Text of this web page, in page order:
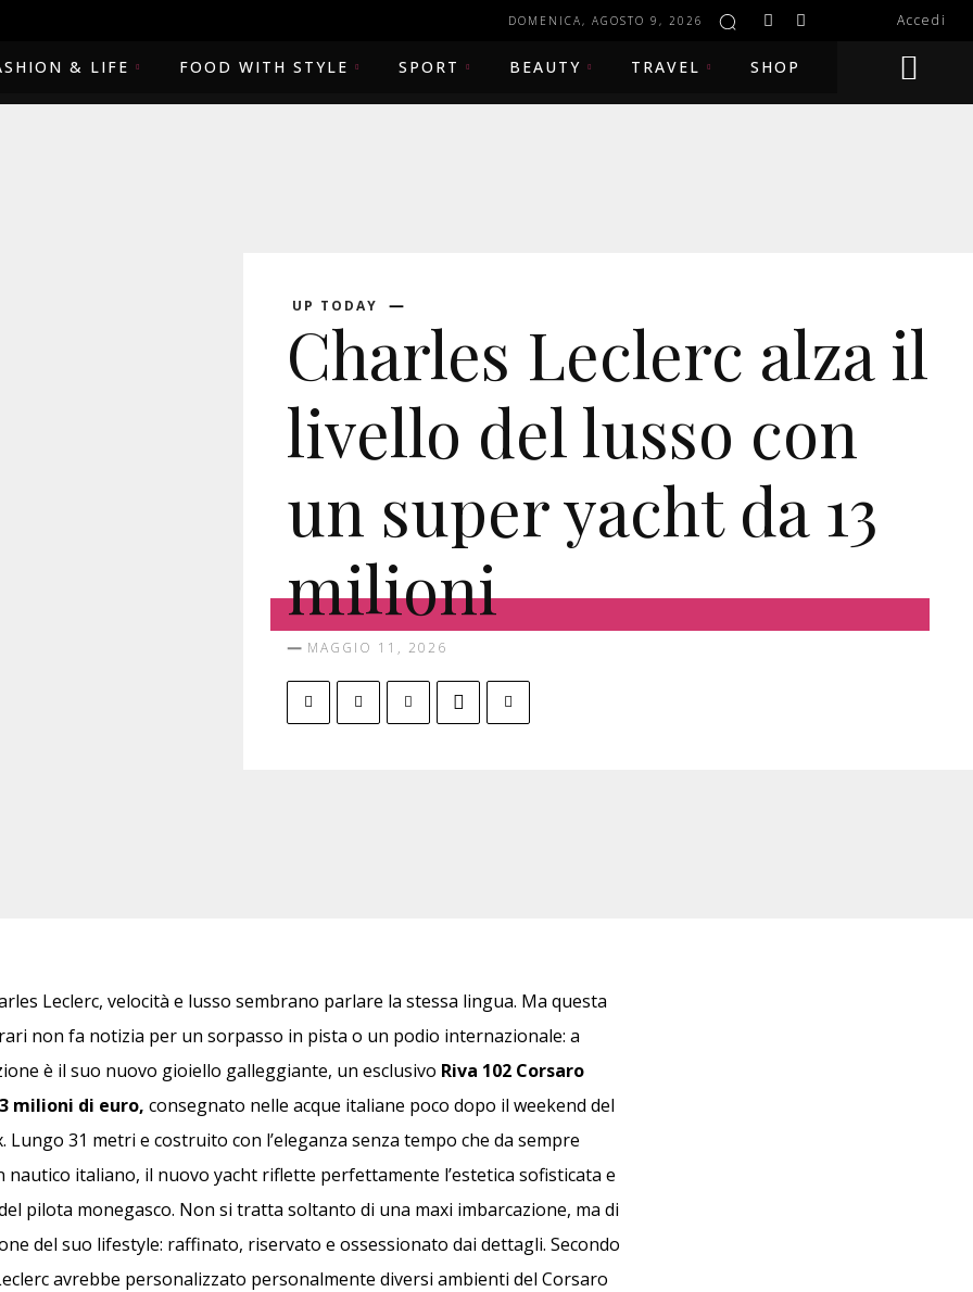
DOMENICA, AGOSTO 9, 2026 Accedi
& LIFE FOOD WITH STYLE SPORT BEAUTY TRAVEL SHOP
UP TODAY
Charles Leclerc alza il
livello del lusso con
un super yacht da 13
milioni
MAGGIO 11, 2026
Leclerc, velocità e lusso sembrano parlare la stessa lingua. Ma questa
non fa notizia per un sorpasso in pista o un podio internazionale: a
è il suo nuovo gioiello galleggiante, un esclusivo Riva 102 Corsaro
milioni di euro,consegnato nelle acque italiane poco dopo il weekend del
Lungo 31 metri e costruito con l’eleganza senza tempo che da sempre
nautico italiano, il nuovo yacht riflette perfettamente l’estetica sofisticata e
pilota monegasco. Non si tratta soltanto di una maxi imbarcazione, ma di
del suo lifestyle: raffinato, riservato e ossessionato dai dettagli. Secondo
avrebbe personalizzato personalmente diversi ambienti del Corsaro